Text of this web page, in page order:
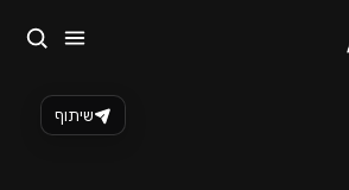
שיתוף
סגור